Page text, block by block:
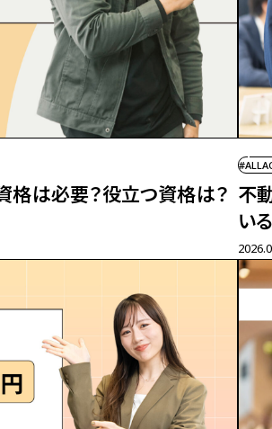
格は必要？役立つ資格は？ 不
い